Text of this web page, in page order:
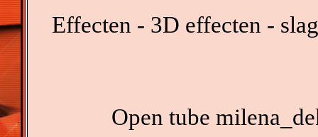
Effecten - 3D effecten -
Open tube